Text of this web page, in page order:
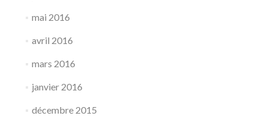
mai 2016
avril 2016
mars 2016
janvier 2016
décembre 2015